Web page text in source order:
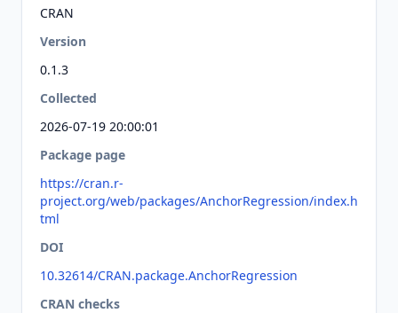
CRAN
Version
0.1.3
Collected
2026-07-19 20:00:01
Package page
https://cran.r-
project.org/web/packages/AnchorRegression/index.h
tml
DOI
10.32614/CRAN.package.AnchorRegression
CRAN checks